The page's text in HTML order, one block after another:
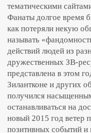
тематическими
Фанаты долгое время
как потеряли некую
называть
действий людей из
дружественных ЗВ-
представлена в этом
Зилантконе и других
получился
останавливаться на
новый 2015 год ветер
позитивных событий и